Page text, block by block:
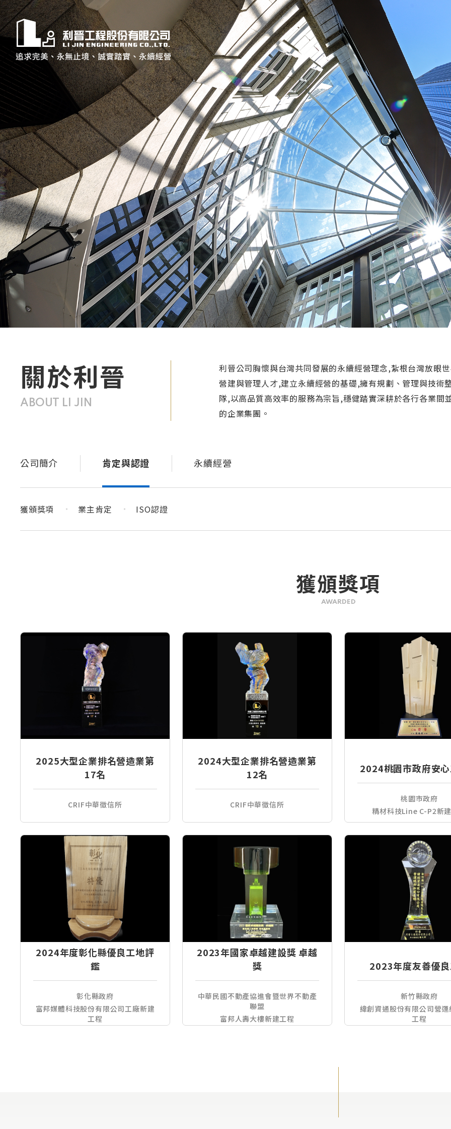
關於利晉
ABOUT LI JIN
利晉公司胸懷與台灣共同發展的永續經營理念,紮根台灣放眼
營建與管理人才,建立永續經營的基礎,擁有規劃、管理與技術
隊,以高品質高效率的服務為宗旨,穩健踏實深耕於各行各業間
的企業集團。
公司簡介 肯定與認證 永續經營
獲頒獎項 業主肯定 ISO認證
獲頒獎項
AWARDED
2025大型企業排名營造業第
17名
CRIF中華徵信所
2024大型企業排名營造業第
12名
CRIF中華徵信所
2024桃園市政府安
桃園市政府
精材科技Line C-P2新
2024年度彰化縣優良工地評
鑑
彰化縣政府
富邦媒體科技股份有限公司工廠新建
工程
2023年國家卓越建設獎 卓越
獎
中華民國不動產協進會暨世界不動產
聯盟
富邦人壽大樓新建工程
2023年度友善優
新竹縣政府
緯創資通股份有限公司營
工程